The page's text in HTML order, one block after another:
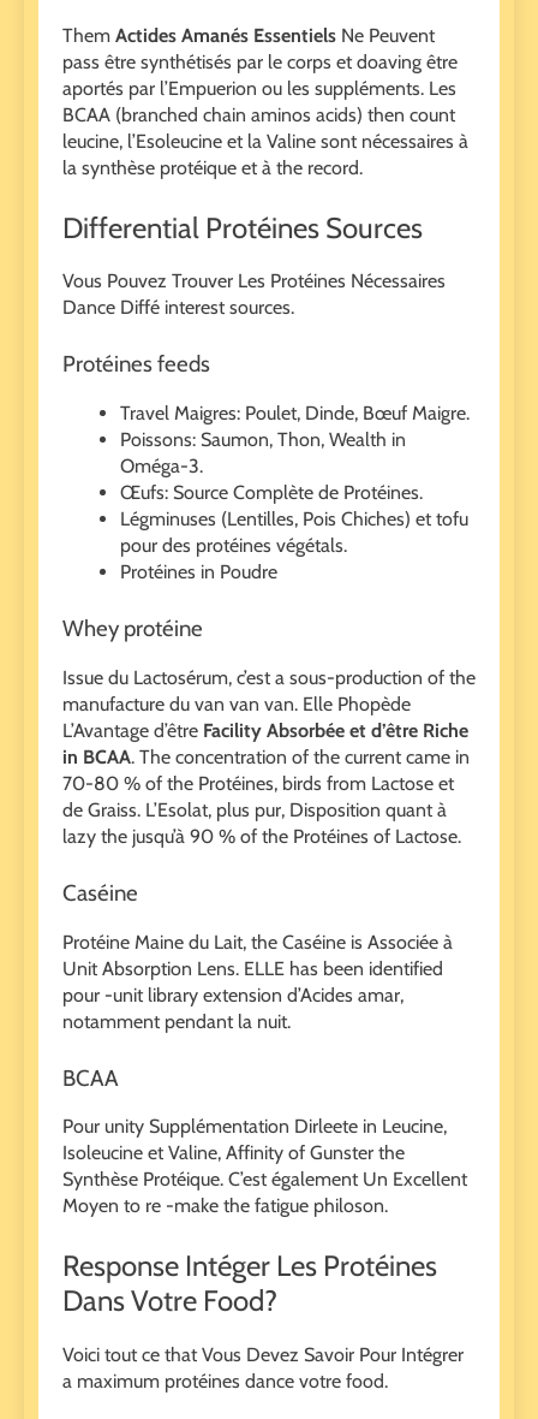
Them Actides Amanés Essentiels Ne Peuvent
pass être synthétisés par le corps et doaving être
aportés par l’Empuerion ou les suppléments. Les
BCAA (branched chain aminos acids) then count
leucine, l’Esoleucine et la Valine sont nécessaires à
la synthèse protéique et à the record.
Differential Protéines Sources
Vous Pouvez Trouver Les Protéines Nécessaires
Dance Diffé interest sources.
Protéines feeds
Travel Maigres: Poulet, Dinde, Bœuf Maigre.
Poissons: Saumon, Thon, Wealth in
Oméga-3.
Œufs: Source Complète de Protéines.
Légminuses (Lentilles, Pois Chiches) et tofu
pour des protéines végétals.
Protéines in Poudre
Whey protéine
Issue du Lactosérum, c’est a sous-production of the
manufacture du van van van. Elle Phopède
L’Avantage d’être Facility Absorbée et d’être Riche
in BCAA. The concentration of the current came in
70-80 % of the Protéines, birds from Lactose et
de Graiss. L’Esolat, plus pur, Disposition quant à
lazy the jusqu’à 90 % of the Protéines of Lactose.
Caséine
Protéine Maine du Lait, the Caséine is Associée à
Unit Absorption Lens. ELLE has been identified
pour -unit library extension d’Acides amar,
notamment pendant la nuit.
BCAA
Pour unity Supplémentation Dirleete in Leucine,
Isoleucine et Valine, Affinity of Gunster the
Synthèse Protéique. C’est également Un Excellent
Moyen to re -make the fatigue philoson.
Response Intéger Les Protéines
Dans Votre Food?
Voici tout ce that Vous Devez Savoir Pour Intégrer
a maximum protéines dance votre food.